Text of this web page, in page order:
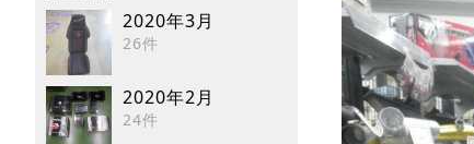
2020年3月
26件
2020年2月
24件